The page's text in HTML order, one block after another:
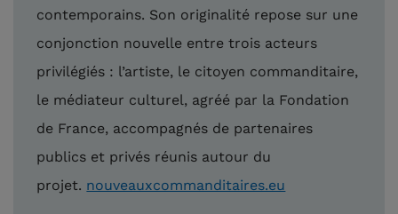
contemporains. Son originalité repose sur une
conjonction nouvelle entre trois acteurs
privilégiés : l’artiste, le citoyen commanditaire,
le médiateur culturel, agréé par la Fondation
de France, accompagnés de partenaires
publics et privés réunis autour du
projet. nouveauxcommanditaires.eu